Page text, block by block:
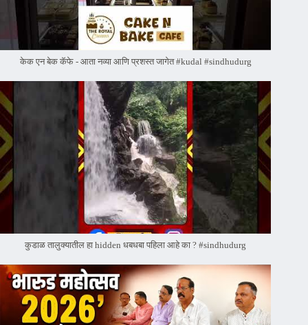
केक एन बेक कॅफे - आता नव्या आणि प्रशस्त जागेत #kudal #sindhudurg
कुडाळ तालुक्यातील हा hidden धबधबा पहिला आहे का ? #sindhudurg